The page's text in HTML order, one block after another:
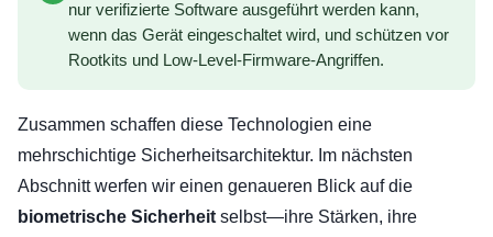
nur verifizierte Software ausgeführt werden kann,
wenn das Gerät eingeschaltet wird, und schützen vor
Rootkits und Low-Level-Firmware-Angriffen.
Zusammen schaffen diese Technologien eine
mehrschichtige Sicherheitsarchitektur. Im nächsten
Abschnitt werfen wir einen genaueren Blick auf die
biometrische Sicherheit selbst—ihre Stärken, ihre